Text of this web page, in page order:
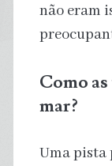
não eram
Como
mar?
Uma pista